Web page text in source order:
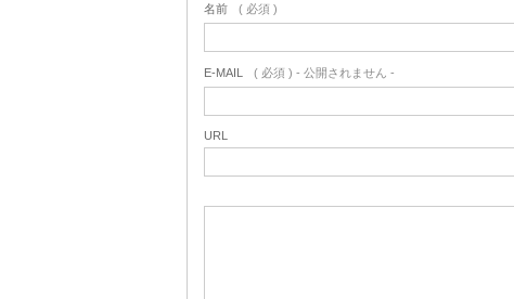
名前 ( 必須 )
E-MAIL ( 必須 ) - 公開されません -
URL